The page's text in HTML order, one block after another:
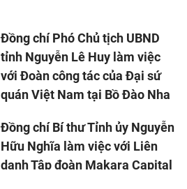
Đồng chí Phó Chủ tịch UBND
tỉnh Nguyễn Lê Huy làm việc
với Đoàn công tác của Đại sứ
quán Việt Nam tại Bồ Đào Nha
Đồng chí Bí thư Tỉnh ủy Nguyễn
Hữu Nghĩa làm việc với Liên
danh Tập đoàn Makara Capital